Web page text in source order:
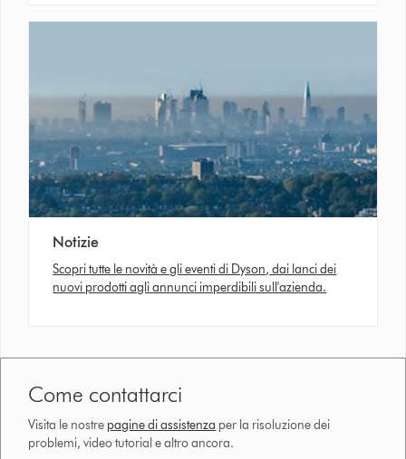
Notizie
Scopri tutte le novità e gli eventi di Dyson, dai lanci dei
nuovi prodotti agli annunci imperdibili sull'azienda.
Come contattarci
Visita le nostre pagine di assistenza per la risoluzione dei
problemi, video tutorial e altro ancora.